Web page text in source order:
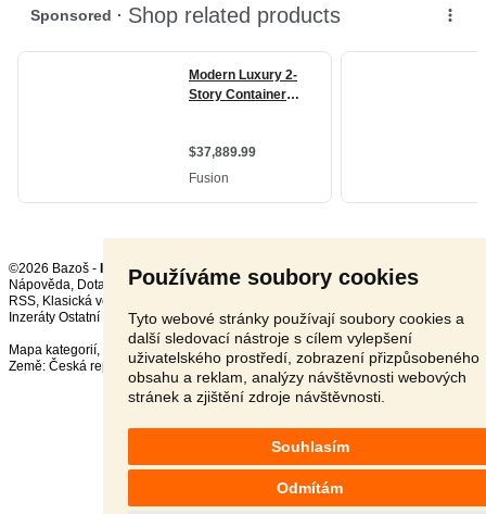
Používáme soubory cookies
Tyto webové stránky používají soubory cookies a
další sledovací nástroje s cílem vylepšení
uživatelského prostředí, zobrazení přizpůsobeného
obsahu a reklam, analýzy návštěvnosti webových
stránek a zjištění zdroje návštěvnosti.
Souhlasím
Odmítám
©2026 Bazoš -
Inzerce, Bazar
Nápověda, Dotazy Hodnocení,Kontakt Reklama,Podmínky,Ochrana údajů
RSS,
Inzeráty Ostatní celkem:149305, za 24 hodin:3225
Mapa kategorií,
Nejvyhledávanější výrazy
Země: Česká republika,Slovensko, Polsko, Rakousko